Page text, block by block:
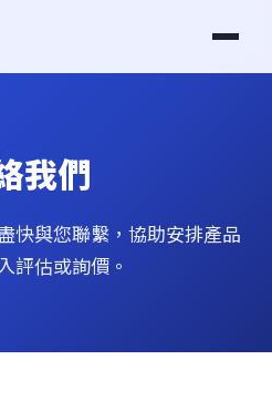
我們
快與您聯繫，協助安排產品
評估或詢價。